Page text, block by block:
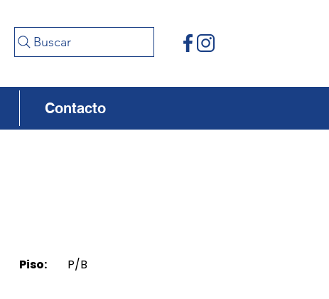
Buscar
Contacto
Piso:
P/B